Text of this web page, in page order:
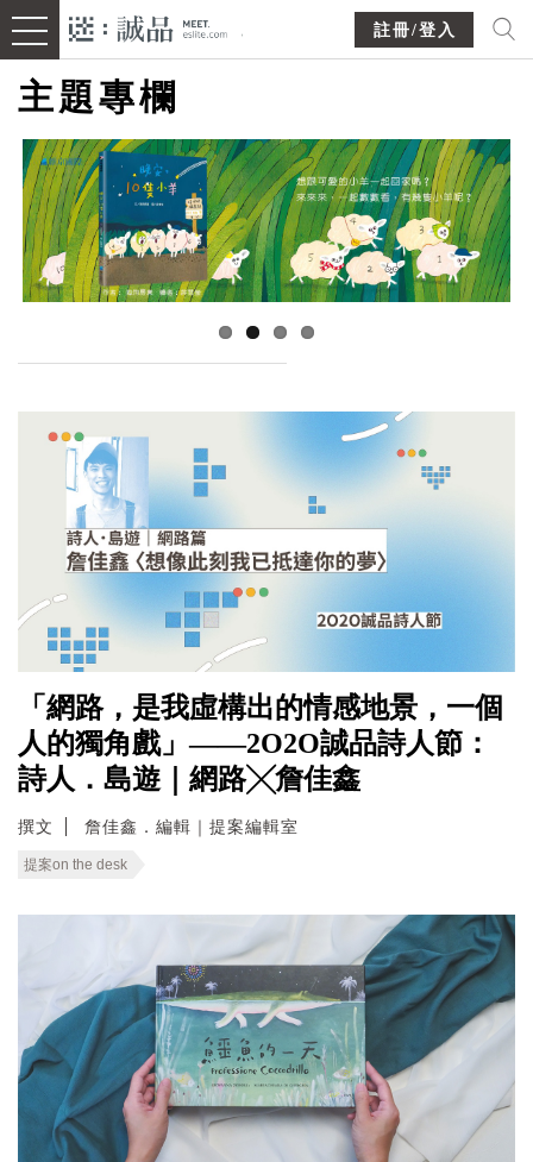
註冊/登入
主題專欄
「網路，是我虛構出的情感地景，一個
人的獨角戲」——2O2O誠品詩人節：
詩人．島遊｜網路╳詹佳鑫
撰文 詹佳鑫．編輯｜提案編輯室
提案on the desk